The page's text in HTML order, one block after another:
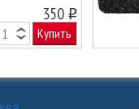
350 o
Купить